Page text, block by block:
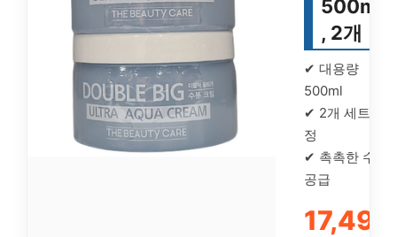
500ml
, 2개
✔ 대용량
500ml
✔ 2개 세트 증
정
✔ 촉촉한 수분
공급
17,490